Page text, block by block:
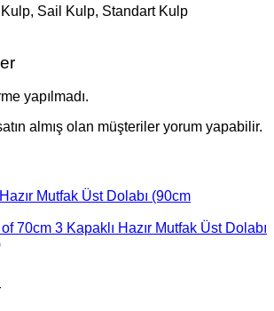
Sail Kulp, Standart Kulp
yapılmadı.
almış olan müşteriler yorum yapabilir.